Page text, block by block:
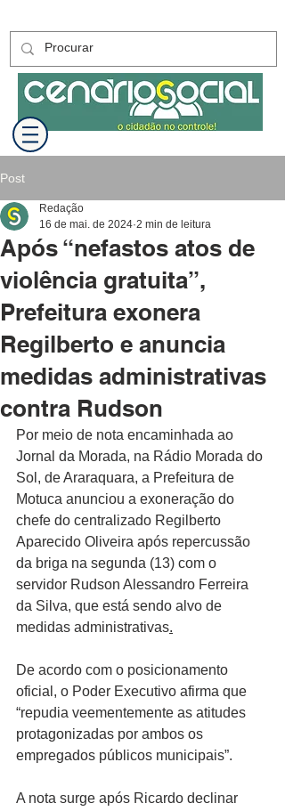
Post
Após “nefastos atos de
violência gratuita”,
Prefeitura exonera
Regilberto e anuncia
medidas administrativas
contra Rudson
Redação
16 de mai. de 2024 2 min de leitura
Por meio de nota encaminhada ao
Jornal da Morada, na Rádio Morada do
Sol, de Araraquara, a Prefeitura de
Motuca anunciou a exoneração do
chefe do centralizado Regilberto
Aparecido Oliveira após repercussão
da briga na segunda (13) com o
servidor Rudson Alessandro Ferreira
da Silva, que está sendo alvo de
medidas administrativas.
De acordo com o posicionamento
oficial, o Poder Executivo afirma que
“repudia veementemente as atitudes
protagonizadas por ambos os
empregados públicos municipais”.
A nota surge após Ricardo declinar